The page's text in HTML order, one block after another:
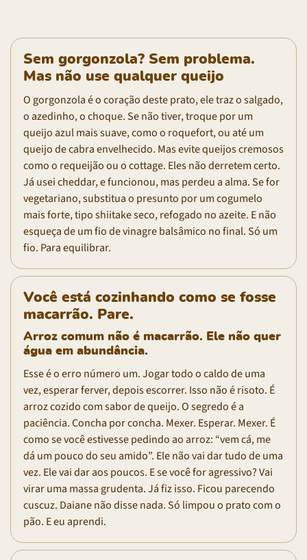
Sem gorgonzola? Sem problema.
Mas não use qualquer queijo
O gorgonzola é o coração deste prato, ele traz o salgado,
o azedinho, o choque. Se não tiver, troque por um
queijo azul mais suave, como o roquefort, ou até um
queijo de cabra envelhecido. Mas evite queijos cremosos
como o requeijão ou o cottage. Eles não derretem certo.
Já usei cheddar, e funcionou, mas perdeu a alma. Se for
vegetariano, substitua o presunto por um cogumelo
mais forte, tipo shiitake seco, refogado no azeite. E não
esqueça de um fio de vinagre balsâmico no final. Só um
fio. Para equilibrar.
Você está cozinhando como se fosse
macarrão. Pare.
Arroz comum não é macarrão. Ele não quer
água em abundância.
Esse é o erro número um. Jogar todo o caldo de uma
vez, esperar ferver, depois escorrer. Isso não é risoto. É
arroz cozido com sabor de queijo. O segredo é a
paciência. Concha por concha. Mexer. Esperar. Mexer. É
como se você estivesse pedindo ao arroz: “vem cá, me
dá um pouco do seu amido”. Ele não vai dar tudo de uma
vez. Ele vai dar aos poucos. E se você for agressivo? Vai
virar uma massa grudenta. Já fiz isso. Ficou parecendo
cuscuz. Daiane não disse nada. Só limpou o prato com o
pão. E eu aprendi.